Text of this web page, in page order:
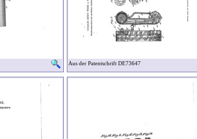
Aus der Patentschrift DE73647